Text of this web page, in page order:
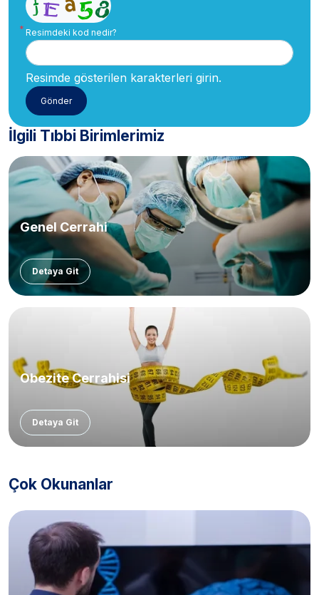
Resimdeki kod nedir?
Resimde gösterilen karakterleri girin.
İlgili Tıbbi Birimlerimiz
Genel Cerrahi
Detaya Git
Obezite Cerrahisi
Detaya Git
Çok Okunanlar